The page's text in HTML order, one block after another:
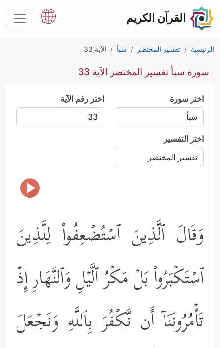
القرآن الكريم
الرئيسية تفسير المختصر سبأ الآية 33
سورة سبأ تفسير المختصر الآية 33
اختر سورة اختر رقم الآية
اختر التفسير
وَقَالَ ٱلَّذِینَ ٱسۡتُضۡعِفُواْ لِلَّذِینَ
ٱسۡتَكۡبَرُواْ بَلۡ مَكۡرُ ٱلَّیۡلِ وَٱلنَّهَارِ إِذۡ
تَأۡمُرُونَنَاۤ أَن نَّكۡفُرَ بِٱللَّهِ وَنَجۡعَلَ